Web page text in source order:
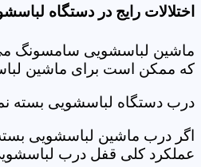
اختلالات رایج در دستگاه
ماشین لباسشویی سامسونگ می
که ممکن است برای ماشین
درب دستگاه لباسشویی بسته
اگر درب ماشین لباسشویی
عملکرد کلی قفل درب